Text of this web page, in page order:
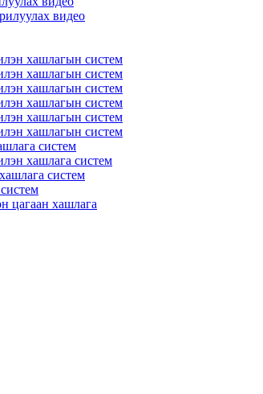
видео
хашлагын систем
хашлагын систем
хашлагын систем
хашлагын систем
хашлагын систем
хашлагын систем
систем
хашлага систем
систем
цагаан хашлага